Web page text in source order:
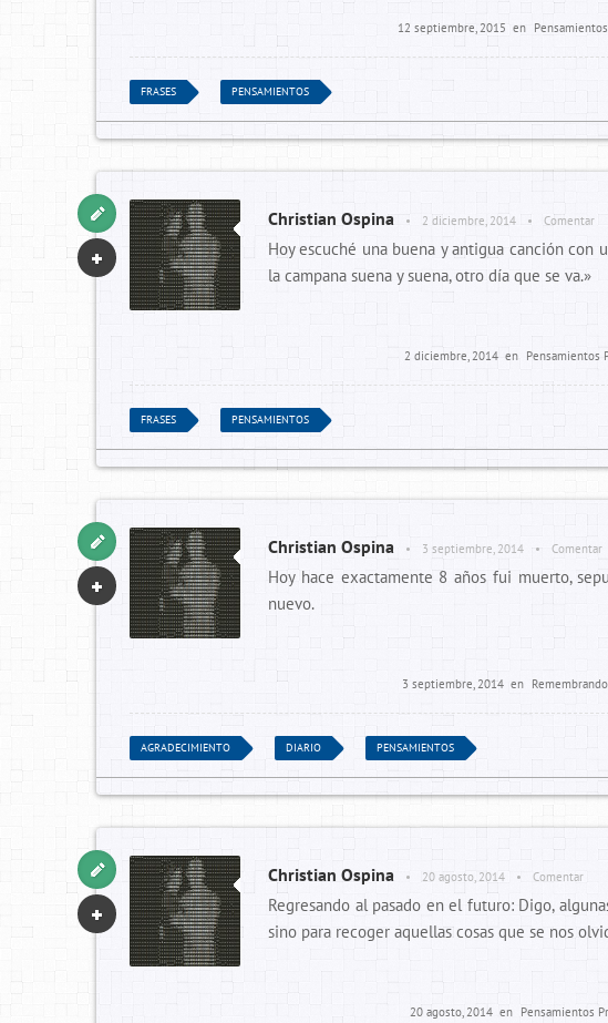
12 septiembre, 2015 en
FRASES PENSAMIENTOS
Christian Ospina • 2 diciembre, 2014 • Comentar
Hoy escuché una buena y antigua canción
la campana suena y suena, otro día que se va.»
2 diciembre, 2014 en Pensamientos
FRASES PENSAMIENTOS
Christian Ospina • 3 septiembre, 2014 • Comentar
Hoy hace exactamente 8 años fui muerto,
nuevo.
3 septiembre, 2014 en
AGRADECIMIENTO DIARIO PENSAMIENTOS
Christian Ospina • 20 agosto, 2014 • Comentar
Regresando al pasado en el futuro: Digo,
sino para recoger aquellas cosas que se nos
20 agosto, 2014 en Pensamientos